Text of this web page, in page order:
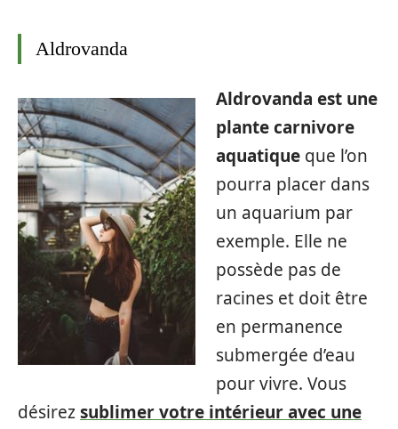
Aldrovanda
Aldrovanda est une
plante carnivore
aquatiqueque l’on
pourra placer dans
un aquarium par
exemple. Elle ne
possède pas de
racines et doit être
en permanence
submergée d’eau
pour vivre. Vous
désirezsublimer votre intérieur avec une